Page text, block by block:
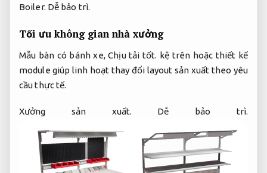
Boiler. Dễ bảo trì.
Tối ưu không gian nhà xưởng
Mẫu bàn có bánh xe,Chịu tải tốt. kệ trên hoặc thiết kế
module giúp linh hoạt thay đổi layout sản xuất theo yêu
cầu thực tế.
Xưởng sản xuất. Dễ bảo trì.